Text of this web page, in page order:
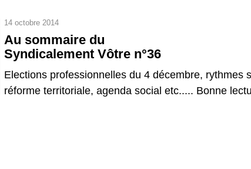
14 octobre 2014
Au sommaire du
Syndicalement Vôtre n°36
Elections professionnelles du 4 décembre, rythmes
réforme territoriale, agenda social etc..... Bonne